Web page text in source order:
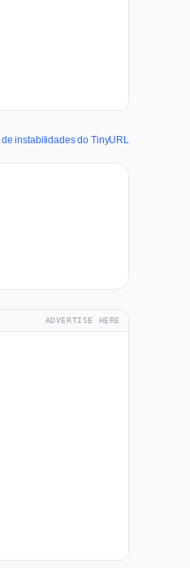
de instabilidades do TinyURL
ADVERTISE HERE